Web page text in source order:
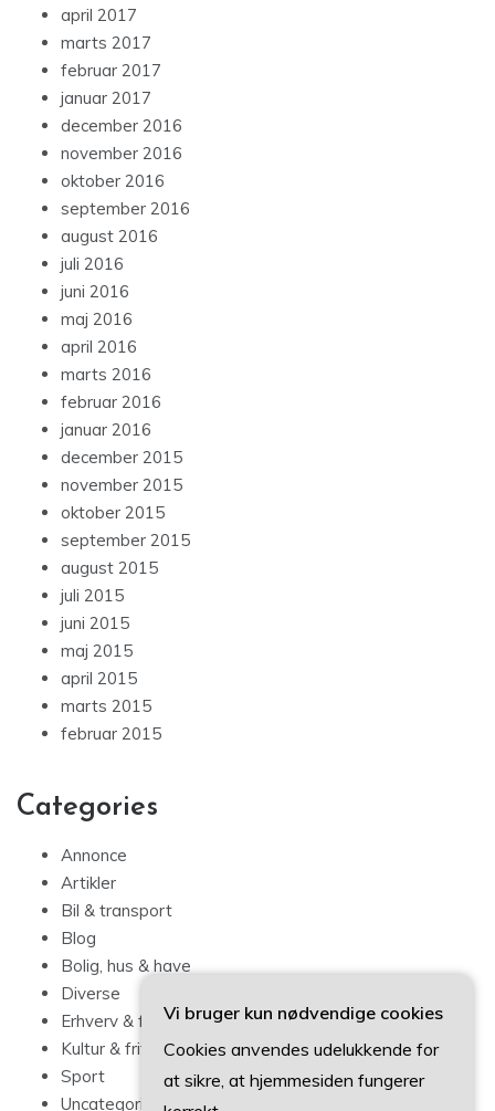
april 2017
marts 2017
februar 2017
januar 2017
december 2016
november 2016
oktober 2016
september 2016
august 2016
juli 2016
juni 2016
maj 2016
april 2016
marts 2016
februar 2016
januar 2016
december 2015
november 2015
oktober 2015
september 2015
august 2015
juli 2015
juni 2015
maj 2015
april 2015
marts 2015
februar 2015
Categories
Annonce
Artikler
Bil & transport
Blog
Bolig, hus & have
Diverse
Erhverv & forbrug
Kultur & fritid
Sport
Uncategorized
Vi bruger kun nødvendige cookies
Cookies anvendes udelukkende for
at sikre, at hjemmesiden fungerer